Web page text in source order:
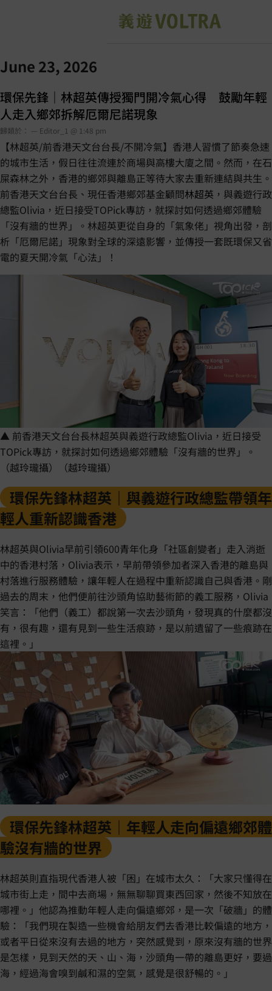
June 23, 2026
環保先鋒｜林超英傳授獨門開冷氣心得 鼓勵年輕
人走入鄉郊拆解厄爾尼諾現象
歸類於： — Editor_1 @ 1:48 pm
【林超英/前香港天文台台長/不開冷氣】香港人習慣了節奏急速
的城市生活，假日往往流連於商場與高樓大廈之間。然而，在石
屎森林之外，香港的鄉郊與離島正等待大家去重新連結與共生。
前香港天文台台長、現任香港鄉郊基金顧問林超英 ，與義遊行政
總監Olivia，近日接受TOPick專訪，就探討如何透過鄉郊體驗
「沒有牆的世界」。林超英更從自身的「氣象佬」視角出發，剖
析「厄爾尼諾」現象對全球的深遠影響，並傳授一套既環保又省
電的夏天開冷氣「心法」！
▲ 前香港天文台台長林超英與義遊行政總監Olivia，近日接受
TOPick專訪，就探討如何透過鄉郊體驗「沒有牆的世界」。
（越玲瓏攝）（越玲瓏攝）
環保先鋒林超英｜與義遊行政總監帶領年
輕人重新認識香港
林超英與Olivia早前引領600青年化身「社區創變者」走入消逝
中的香港村落，Olivia表示，早前帶領參加者深入香港的離島與
村落進行服務體驗，讓年輕人在過程中重新認識自己與香港。剛
過去的周末，他們便前往沙頭角協助藝術節的義工服務，Olivia
笑言：「他們（義工）都說第一次去沙頭角，發現真的什麼都沒
有，很有趣，還有見到一些生活痕跡，是以前遺留了一些痕跡在
這裡。」
環保先鋒林超英｜年輕人走向偏遠鄉郊體
驗沒有牆的世界
林超英則直指現代香港人被「困」在城市太久：「大家只懂得在
城市街上走，間中去商場，無無聊聊買東西回家，然後不知放在
哪裡。」他認為推動年輕人走向偏遠鄉郊，是一次「破牆」的體
驗：「我們現在製造一些機會給朋友們去香港比較偏遠的地方，
或者平日從來沒有去過的地方，突然感覺到，原來沒有牆的世界
是怎樣，見到天然的天、山、海，沙頭角一帶的離島更好，要過
海，經過海會嗅到鹹和濕的空氣，感覺是很舒暢的。」